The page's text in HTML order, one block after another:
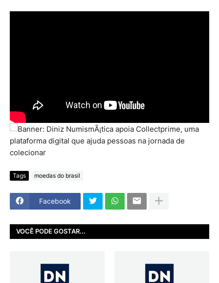
Tags moedas do brasil
Facebook
VOCÊ PODE GOSTAR...